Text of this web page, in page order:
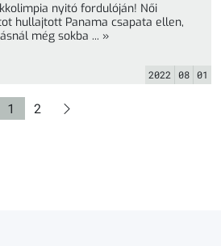
nyitó fordulóján! Női
hullajtott Panama csapata ellen,
ami a végső elszámolásnál még sokba ... »
2022 08 01
Oldal
1 Oldal
2